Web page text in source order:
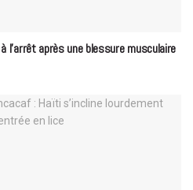
l’arrêt après une blessure musculaire